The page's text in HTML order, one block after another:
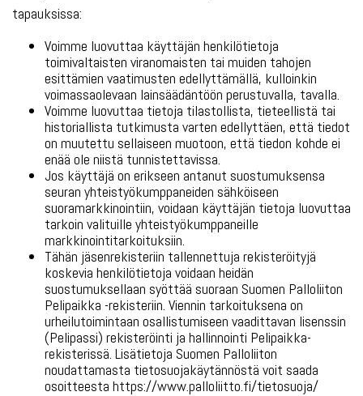
tapauksissa:
Voimme luovuttaa käyttäjän henkilötietoja
toimivaltaisten viranomaisten tai muiden tahojen
esittämien vaatimusten edellyttämällä, kulloinkin
voimassaolevaan lainsäädäntöön perustuvalla, tavalla.
Voimme luovuttaa tietoja tilastollista, tieteellistä tai
historiallista tutkimusta varten edellyttäen, että tiedot
on muutettu sellaiseen muotoon, että tiedon kohde ei
enää ole niistä tunnistettavissa.
Jos käyttäjä on erikseen antanut suostumuksensa
seuran yhteistyökumppaneiden sähköiseen
suoramarkkinointiin, voidaan käyttäjän tietoja luovuttaa
tarkoin valituille yhteistyökumppaneille
markkinointitarkoituksiin.
Tähän jäsenrekisteriin tallennettuja rekisteröityjä
koskevia henkilötietoja voidaan heidän
suostumuksellaan syöttää suoraan Suomen Palloliiton
Pelipaikka -rekisteriin. Viennin tarkoituksena on
urheilutoimintaan osallistumiseen vaadittavan lisenssin
(Pelipassi) rekisteröinti ja hallinnointi Pelipaikka-
rekisterissä. Lisätietoja Suomen Palloliiton
noudattamasta tietosuojakäytännöstä voit saada
osoitteesta https://www.palloliitto.fi/tietosuoja/